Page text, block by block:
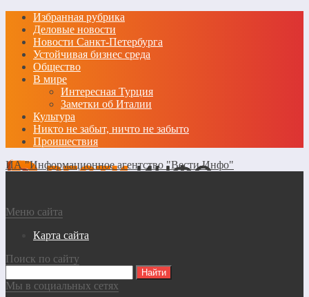
Избранная рубрика
Деловые новости
Новости Санкт-Петербурга
Устойчивая бизнес среда
Общество
В мире
Интересная Турция
Заметки об Италии
Культура
Никто не забыт, ничто не забыто
Проишествия
ИА "Информационное агентство "Вести Инфо"
Меню сайта
Карта сайта
Поиск по сайту
Мы в социальных сетях